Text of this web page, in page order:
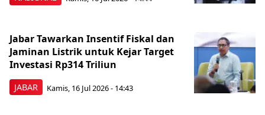
JABAR
Jabar Tawarkan Insentif Fiskal dan
Jaminan Listrik untuk Kejar Target
Investasi Rp314 Triliun
Kamis, 16 Jul 2026 - 14:43